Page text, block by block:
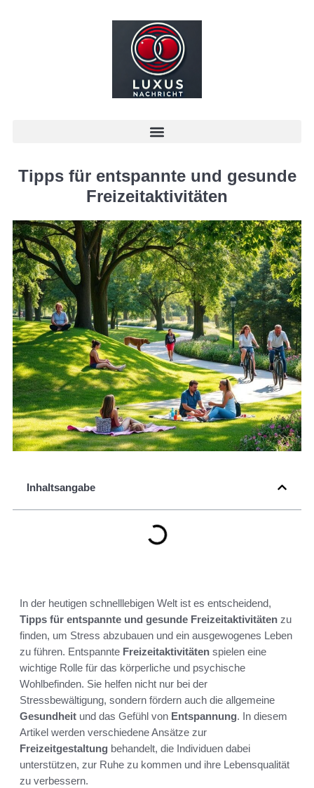
Tipps für entspannte und gesunde
Freizeitaktivitäten
Inhaltsangabe
In der heutigen schnelllebigen Welt ist es entscheidend,
Tipps für entspannte und gesunde Freizeitaktivitäten zu
finden, um Stress abzubauen und ein ausgewogenes Leben
zu führen. Entspannte Freizeitaktivitäten spielen eine
wichtige Rolle für das körperliche und psychische
Wohlbefinden. Sie helfen nicht nur bei der
Stressbewältigung, sondern fördern auch die allgemeine
Gesundheit und das Gefühl von Entspannung. In diesem
Artikel werden verschiedene Ansätze zur
Freizeitgestaltung behandelt, die Individuen dabei
unterstützen, zur Ruhe zu kommen und ihre Lebensqualität
zu verbessern.